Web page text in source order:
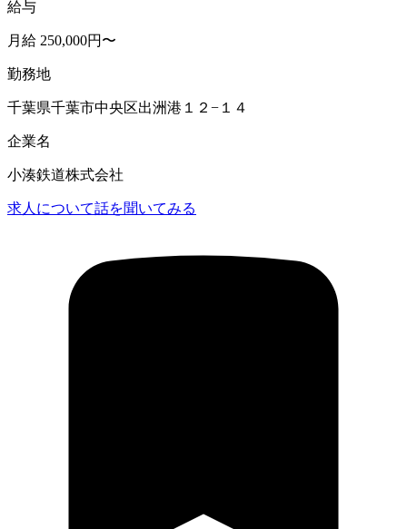
給与
月給 250,000円〜
勤務地
千葉県千葉市中央区出洲港１２−１４
企業名
小湊鉄道株式会社
求人について話を聞いてみる